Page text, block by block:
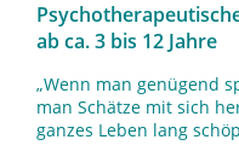
ab ca. 3 bis 12 Jahre
„Wenn man genügend
man Schätze mit sich
ganzes Leben lang